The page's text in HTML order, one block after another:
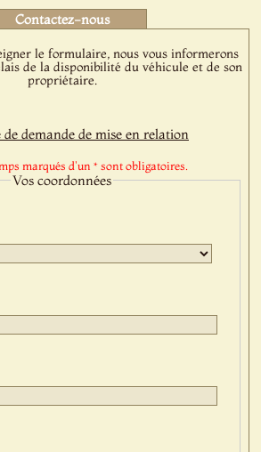
Contactez-nous
le formulaire, nous vous informerons
de la disponibilité du véhicule et de son
propriétaire.
demande de mise en relation
marqués d'un * sont obligatoires.
Vos coordonnées